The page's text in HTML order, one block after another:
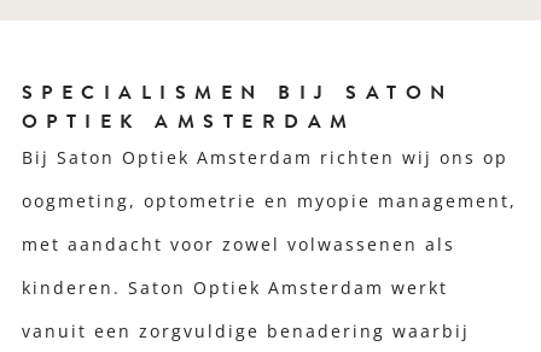
SPECIALISMEN BIJ SATON
OPTIEK AMSTERDAM
Bij Saton Optiek Amsterdam richten wij ons op
oogmeting, optometrie en myopie management,
met aandacht voor zowel volwassenen als
kinderen. Saton Optiek Amsterdam werkt
vanuit een zorgvuldige benadering waarbij